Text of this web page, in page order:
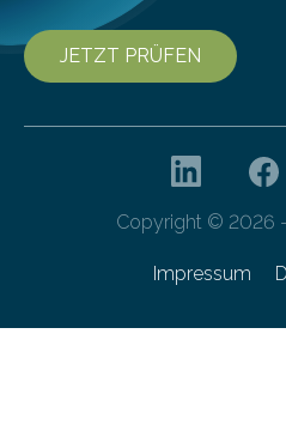
JETZT PRÜFEN
Copyright © 2026
Impressum